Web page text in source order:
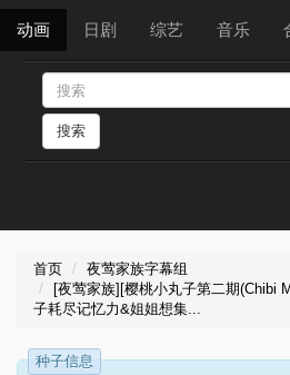
动画 日剧 综艺 音乐
搜索
首页
夜莺家族字幕组
[夜莺家族][樱桃小丸子第二期(Chibi
子耗尽记忆力&姐姐想集...
种子信息